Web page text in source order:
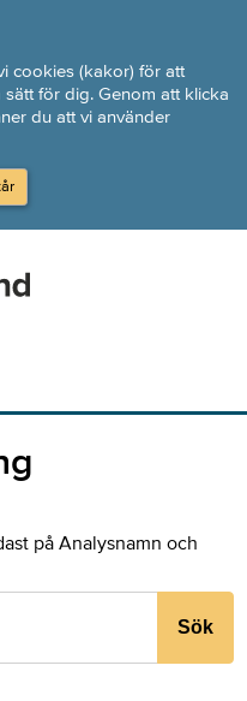
cookies (kakor) för att
för dig. Genom att klicka
du att vi använder
på Analysnamn och
Sök